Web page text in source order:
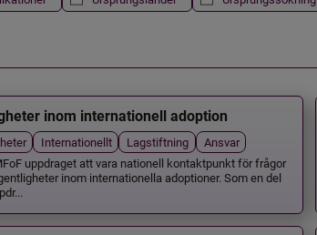
inom internationell adoption
Internationellt Lagstiftning
Ansvar
uppdraget att vara nationell kontaktpunkt för frågor
inom internationella adoptioner. Som en del